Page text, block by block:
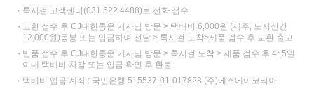
록시걸 고객센터(031.522.4488)로 전화 접수
교환 접수 후 CJ대한통운 기사님 방문 > 택배비 6,000원 (제주, 도서산간
12,000원)동봉 또는 입금하여 전달 > 록시걸 도착>제품 검수 후 교환 출고
반품 접수 후 CJ대한통운 기사님 방문 > 록시걸 도착 > 제품 검수 후 4~5일
이내 택배비 차감 또는 입금 확인 후 환불
택배비 입금 계좌 : 국민은행 515537-01-017828 (주)에스에이코리아